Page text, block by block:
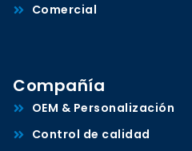
Comercial
Compañía
OEM & Personalización
Control de calidad